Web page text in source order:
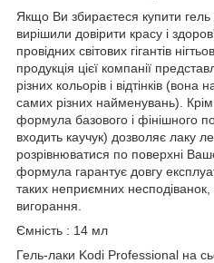
Якщо Ви збираєтеся купити
вирішили довірити красу і
провідних світових гігантів
продукція цієї компанії
різних кольорів і відтінків (вона
самих різних найменувань). Крім
формула базового і фінішного
входить каучук) дозволяє лаку
розрівнюватися по поверхні
формула гарантує довгу
таких неприємних
вигорання.
Ємність : 14 мл
Гель-лаки Kodi Professional на